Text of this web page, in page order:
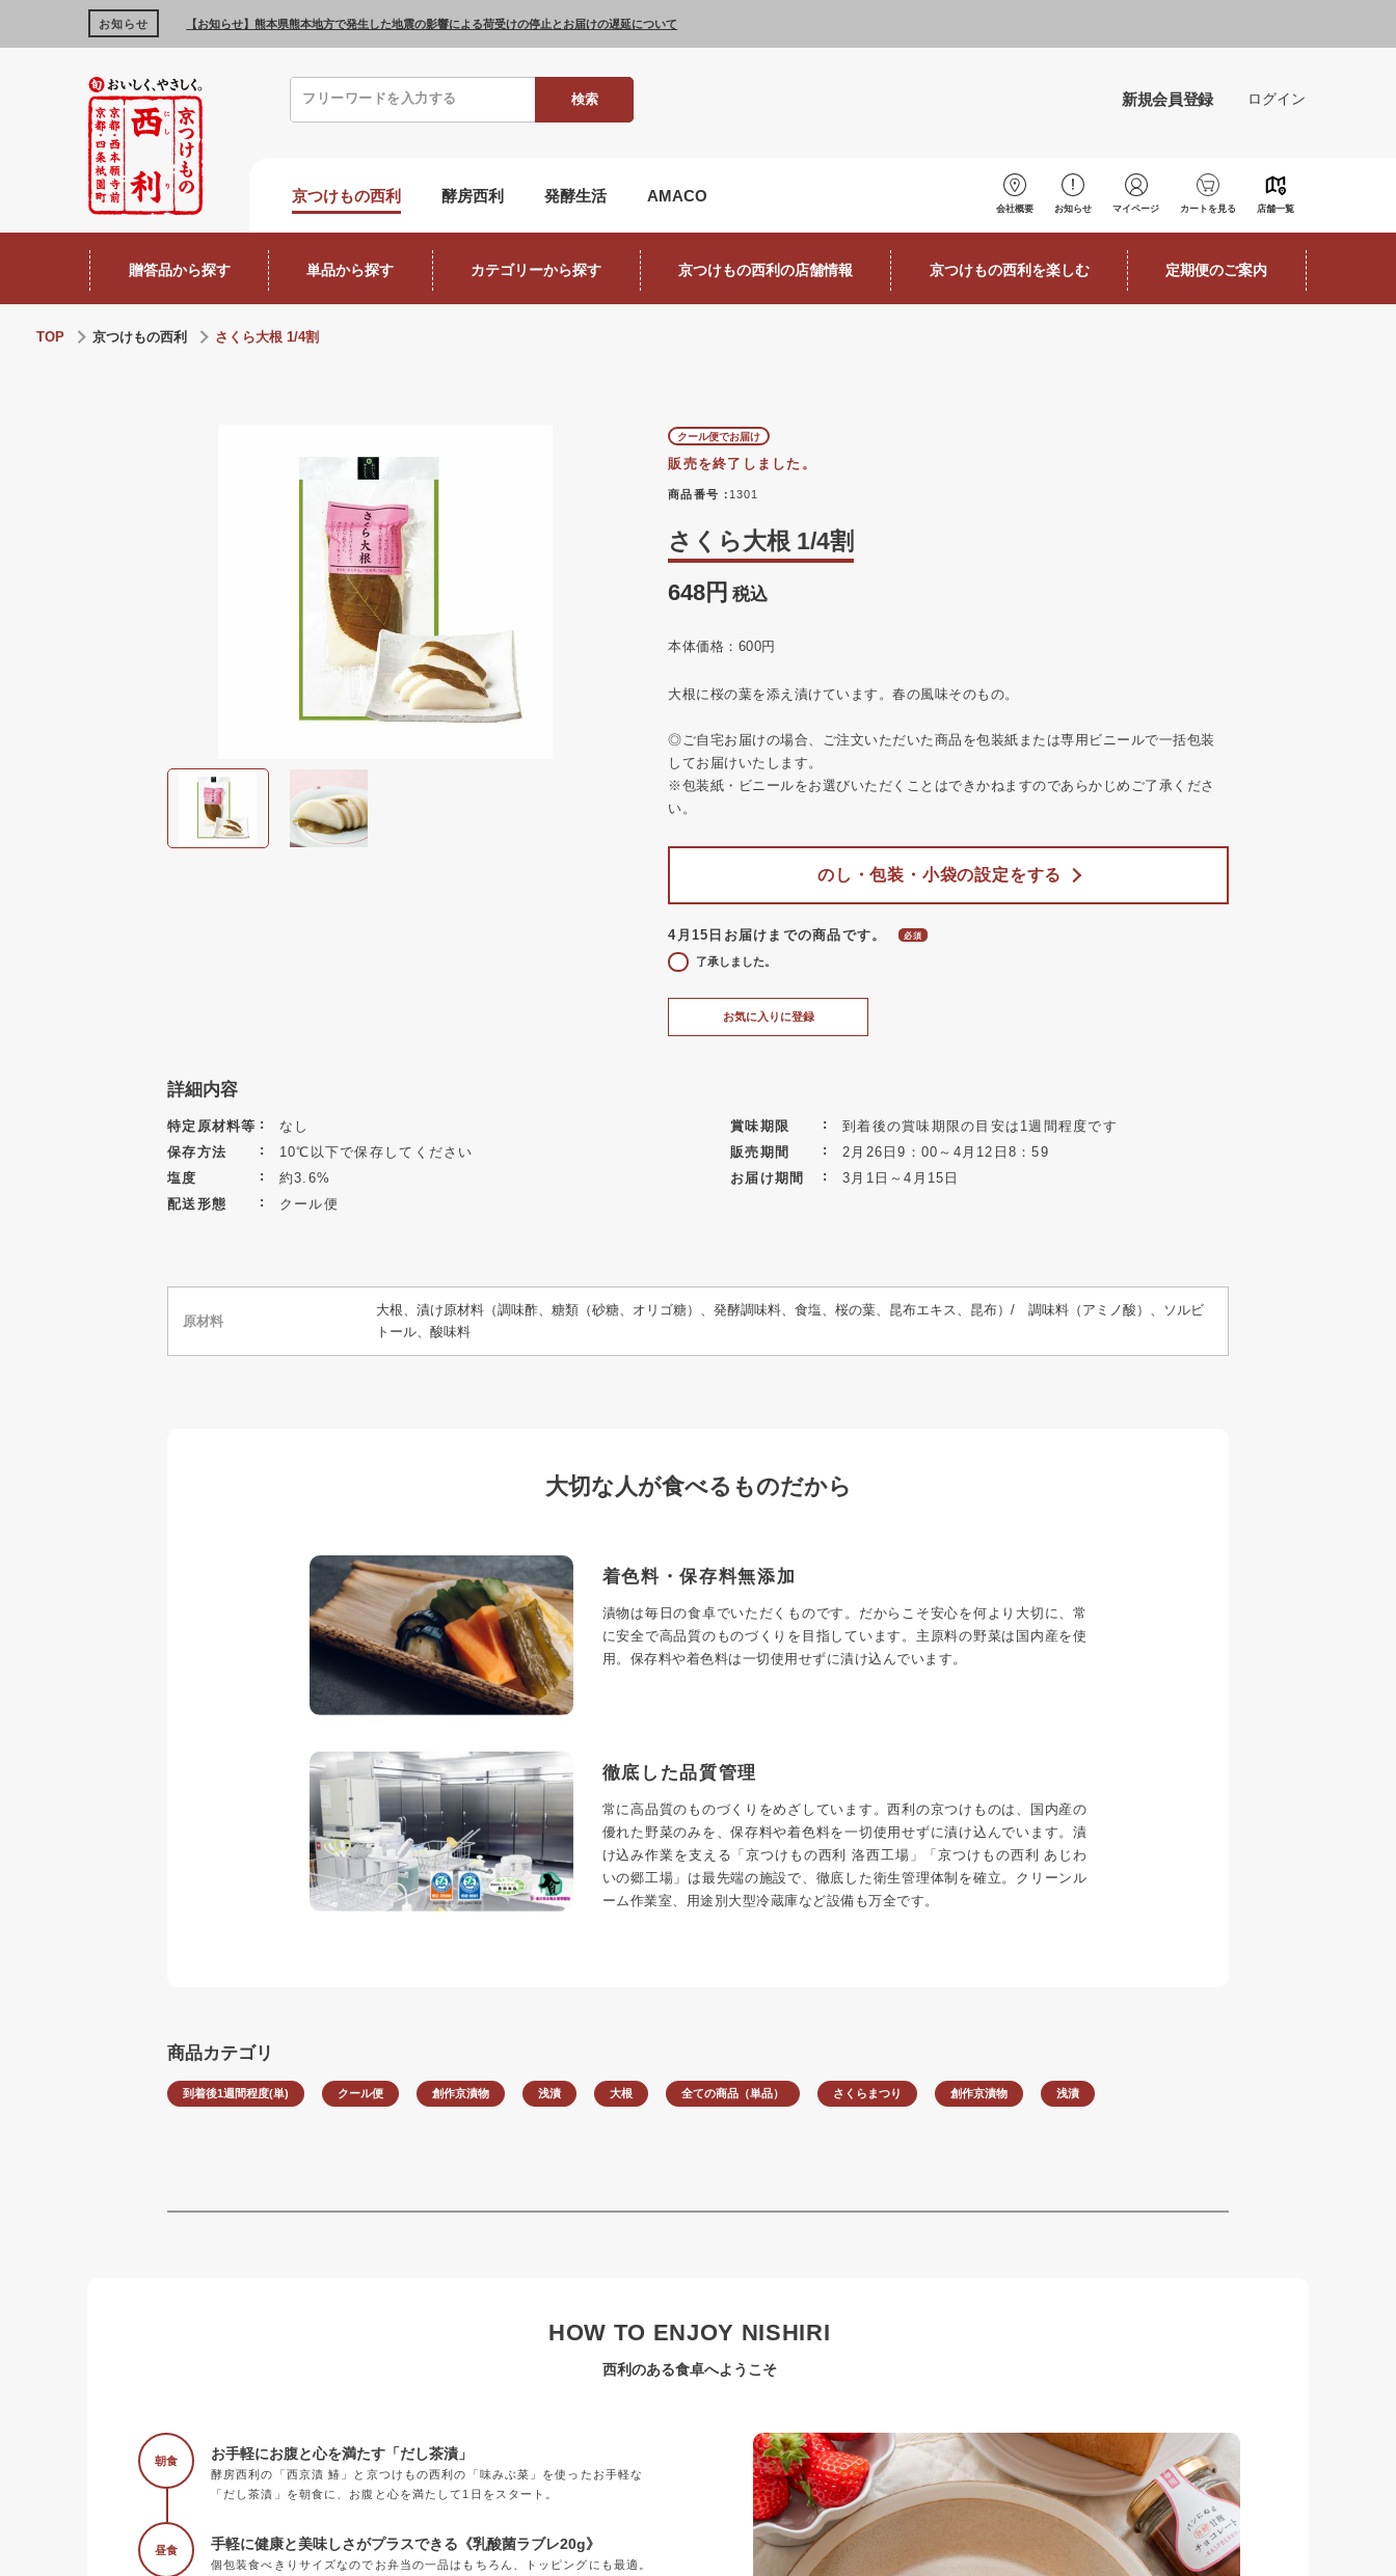
お知らせ 【お知らせ】熊本県熊本地方で発生した地震の影響による荷受けの停止とお届けの遅延について
検索 新規会員登録 ログイン
京つけもの西利 酵房西利 発酵生活 AMACO
会社概要 お知らせ マイページ カートを見る 店舗一覧
贈答品から探す 単品から探す カテゴリーから探す 京つけもの西利の店舗情報 京つけもの西利を楽しむ 定期便のご案内
TOP 京つけもの西利 さくら大根 1/4割
クール便でお届け
販売を終了しました。
商品番号 1301
さくら大根 1/4割
648 税込
本体価格：600円
大根に桜の葉を添え漬けています。春の風味そのもの。
◎ご自宅お届けの場合、ご注文いただいた商品を包装紙または専用ビニールで一括包装
してお届けいたします。
※包装紙・ビニールをお選びいただくことはできかねますのであらかじめご了承くださ
い。
のし・包装・小袋の設定をする
4月15日お届けまでの商品です。
了承しました。
お気に入りに登録
詳細内容
特定原材料等
なし
保存方法
10℃以下で保存してください
塩度
約3.6%
配送形態
クール便
賞味期限
到着後の賞味期限の目安は1週間程度です
販売期間
2月26日9：00～4月12日8：59
お届け期間
3月1日～4月15日
原材料
大根、漬け原材料（調味酢、糖類（砂糖、オリゴ糖）、発酵調味料、食塩、桜の葉、昆布エキス、昆布）/ 調味料（アミノ酸）、ソルビ
トール、酸味料
大切な人が食べるものだから
着色料・保存料無添加
漬物は毎日の食卓でいただくものです。だからこそ安心を何より大切に、常
に安全で高品質のものづくりを目指しています。主原料の野菜は国内産を使
用。保存料や着色料は一切使用せずに漬け込んでいます。
徹底した品質管理
常に高品質のものづくりをめざしています。西利の京つけものは、国内産の
優れた野菜のみを、保存料や着色料を一切使用せずに漬け込んでいます。漬
け込み作業を支える「京つけもの西利 洛西工場」「京つけもの西利 あじわ
いの郷工場」は最先端の施設で、徹底した衛生管理体制を確立。クリーンル
ーム作業室、用途別大型冷蔵庫など設備も万全です。
商品カテゴリ
到着後1週間程度(単) クール便 創作京漬物 浅漬 大根 全ての商品（単品） さくらまつり 創作京漬物 浅漬
HOW TO ENJOY NISHIRI
西利のある食卓へようこそ
朝食 お手軽にお腹と心を満たす「だし茶漬」
酵房西利の「西京漬 鰆」と京つけもの西利の「味みぶ菜」を使ったお手軽な
「だし茶漬」を朝食に、お腹と心を満たして1日をスタート。
昼食 手軽に健康と美味しさがプラスできる《乳酸菌ラブレ20g》
個包装食べきりサイズなのでお弁当の一品はもちろん、トッピングにも最適。